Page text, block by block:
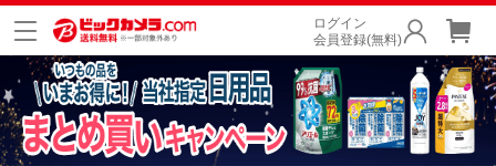
ログイン
会員登録(無料)